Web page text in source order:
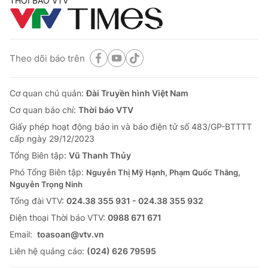
Chính trị
Y tế
Thế giới
Tin tức
Thế giới đó đây
Câu chuyện quốc tế
Kinh tế
Tài chính
Thị trường
Góc doanh nghiệp
Dữ liệu và đời sống
Truyền hình
Theo dõi báo trên
Cơ quan chủ quản:Đài Truyền hình Việt Nam
Cơ quan báo chí: Thời báo VTV
Giấy phép hoạt động báo in và báo điện tử số 483/GP-BTTTT
cấp ngày 29/12/2023
Tổng Biên tập: Vũ Thanh Thủy
Phó Tổng Biên tập: Nguyễn Thị Mỹ Hạnh, Phạm Quốc Thắng,
Nguyễn Trọng Ninh
Tổng đài VTV: 024.38 355 931 - 024.38 355 932
Ðiện thoại Thời báo VTV: 0988 671 671
Email: toasoan@vtv.vn
Liên hệ quảng cáo: (024) 626 79595